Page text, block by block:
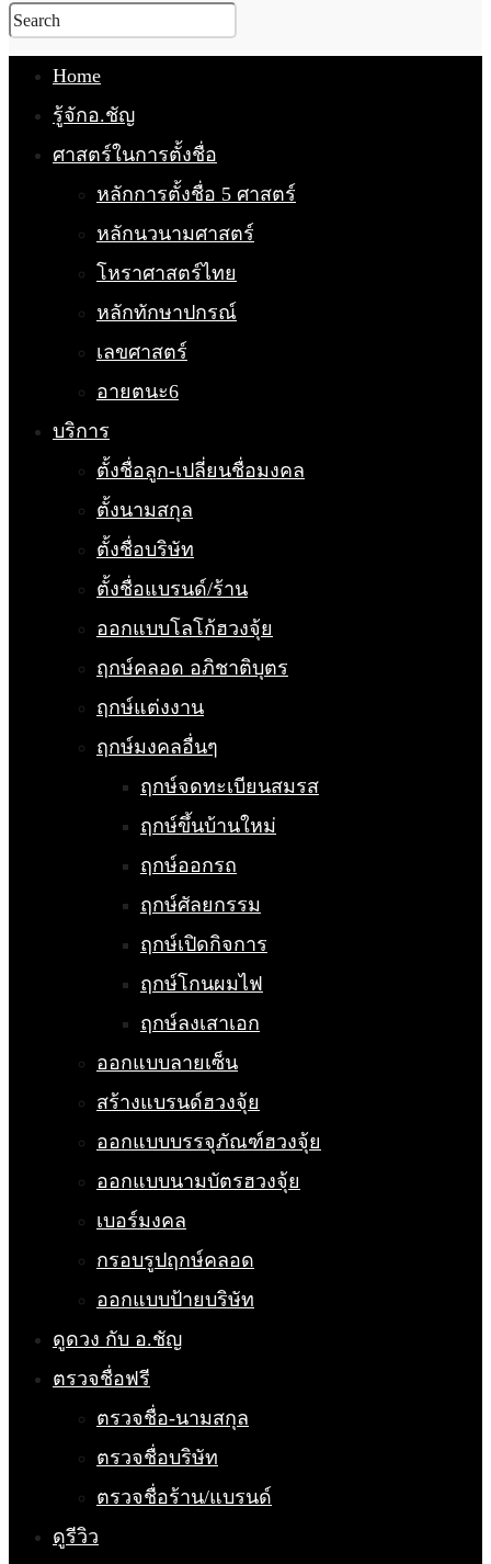
Home
รู้จักอ.ชัญ
ศาสตร์ในการตั้งชื่อ
หลักการตั้งชื่อ 5 ศาสตร์
หลักนวนามศาสตร์
โหราศาสตร์ไทย
หลักทักษาปกรณ์
เลขศาสตร์
อายตนะ6
บริการ
ตั้งชื่อลูก-เปลี่ยนชื่อมงคล
ตั้งนามสกุล
ตั้งชื่อบริษัท
ตั้งชื่อแบรนด์/ร้าน
ออกแบบโลโก้ฮวงจุ้ย
ฤกษ์คลอด อภิชาติบุตร
ฤกษ์แต่งงาน
ฤกษ์มงคลอื่นๆ
ฤกษ์จดทะเบียนสมรส
ฤกษ์ขึ้นบ้านใหม่
ฤกษ์ออกรถ
ฤกษ์ศัลยกรรม
ฤกษ์เปิดกิจการ
ฤกษ์โกนผมไฟ
ฤกษ์ลงเสาเอก
ออกแบบลายเซ็น
สร้างแบรนด์ฮวงจุ้ย
ออกแบบบรรจุภัณฑ์ฮวงจุ้ย
ออกแบบนามบัตรฮวงจุ้ย
เบอร์มงคล
กรอบรูปฤกษ์คลอด
ออกแบบป้ายบริษัท
ดูดวง กับ อ.ชัญ
ตรวจชื่อฟรี
ตรวจชื่อ-นามสกุล
ตรวจชื่อบริษัท
ตรวจชื่อร้าน/แบรนด์
ดูรีวิว